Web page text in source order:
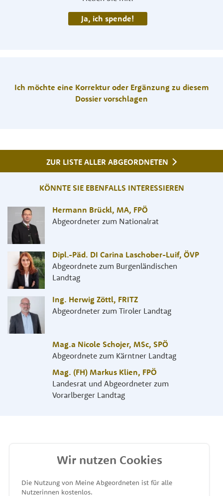
Ja, ich spende!
Ich möchte eine Korrektur oder Ergänzung zu diesem
Dossier vorschlagen
ZUR LISTE ALLER ABGEORDNETEN
KÖNNTE SIE EBENFALLS INTERESSIEREN
Hermann Brückl, MA, FPÖ
Abgeordneter zum Nationalrat
Dipl.-Päd. DI Carina Laschober-Luif, ÖVP
Abgeordnete zum Burgenländischen
Landtag
Ing. Herwig Zöttl, FRITZ
Abgeordneter zum Tiroler Landtag
Mag.a Nicole Schojer, MSc, SPÖ
Abgeordnete zum Kärntner Landtag
Mag. (FH) Markus Klien, FPÖ
Landesrat und Abgeordneter zum
Vorarlberger Landtag
MEINE ABGEORDNETEN
unterstützt von
Wir nutzen Cookies
Die Nutzung von Meine Abgeordneten ist für alle
Nutzerinnen kostenlos.